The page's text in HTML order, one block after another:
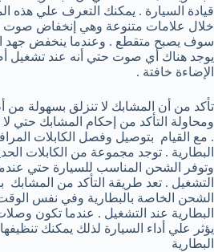
قيادة السيارة . يمكنك التعرف علي هذه
خلال علامات متنوعة وهي إنخفاض صوت
سوف يصبح متقطع . وعندما ينخفض جهد
يوجد هناك أي صوت حتي أنه عند تشغيل
الإضاءة خافتة .
تأكد من أن المشابك لا تنزلق بسهولة من
ومحاولة التأكد من إحكام المشابك حتي
. مع القيام بتوصيل وفصل الكابلات
البطارية . توجد مجموعة من الكابلات
وتوفر الشحن المناسب للسيارة حتي
التشغيل . تعد طريقة التأكد من المشابك
الشحن الخاصة بالبطارية وفي نفس
البطارية عند التشغيل . عندما تكون
يؤثر علي أداء السيارة لذلك يمكنك
البطارية